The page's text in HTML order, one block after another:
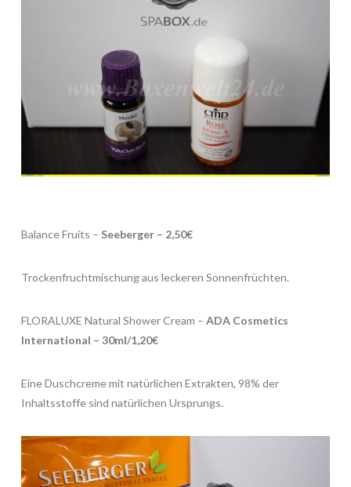
Balance Fruits – Seeberger – 2,50€
Trockenfruchtmischung aus leckeren Sonnenfrüchten.
FLORALUXE Natural Shower Cream – ADA Cosmetics
International – 30ml/1,20€
Eine Duschcreme mit natürlichen Extrakten, 98% der
Inhaltsstoffe sind natürlichen Ursprungs.